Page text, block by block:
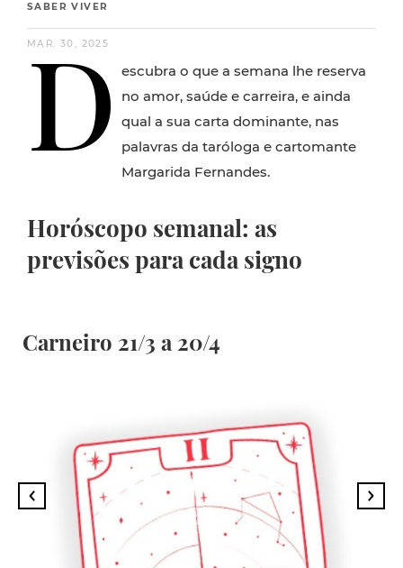
SABER VIVER
MAR. 30, 2025
D
escubra o que a semana lhe reserva
no amor, saúde e carreira, e ainda
qual a sua carta dominante, nas
palavras da taróloga e cartomante
Margarida Fernandes.
Horóscopo semanal: as
previsões para cada signo
Carneiro 21/3 a 20/4